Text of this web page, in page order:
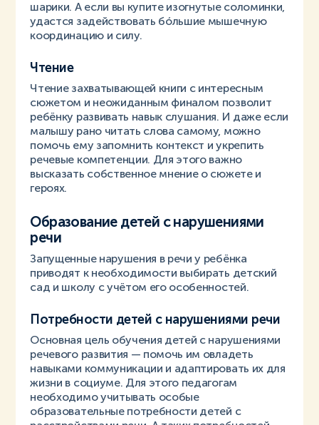
шарики. А если вы купите изогнутые соломинки,
удастся задействовать бóльшие мышечную
координацию и силу.
Чтение
Чтение захватывающей книги с интересным
сюжетом и неожиданным финалом позволит
ребёнку развивать навык слушания. И даже если
малышу рано читать слова самому, можно
помочь ему запомнить контекст и укрепить
речевые компетенции. Для этого важно
высказать собственное мнение о сюжете и
героях.
Образование детей с нарушениями
речи
Запущенные нарушения в речи у ребёнка
приводят к необходимости выбирать детский
сад и школу с учётом его особенностей.
Потребности детей с нарушениями речи
Основная цель обучения детей с нарушениями
речевого развития — помочь им овладеть
навыками коммуникации и адаптировать их для
жизни в социуме. Для этого педагогам
необходимо учитывать особые
образовательные потребности детей с